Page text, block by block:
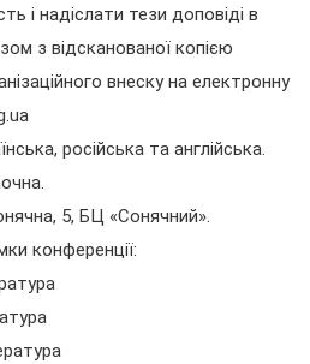
і надіслати тези доповіді в
з відсканованої копією
внеску на електронну
російська та англійська.
5, БЦ «Сонячний».
конференції: